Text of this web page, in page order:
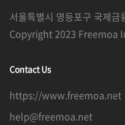
서울특별시 영등포구 국제
Copyright 2023 Freemoa
Contact Us
https://www.freemoa.net
help@freemoa.net